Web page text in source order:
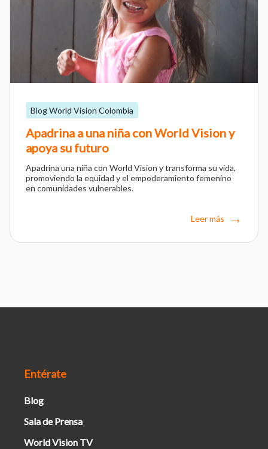
Blog World Vision Colombia
Apadrina a una niña con World Vision y
apoya su futuro
Apadrina una niña con World Vision y transforma su vida,
promoviendo la equidad y el empoderamiento femenino
en comunidades vulnerables.
Leer más
Entérate
Blog
Sala de Prensa
World Vision TV